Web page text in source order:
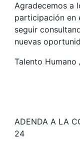
Agradecemos a
participación en
seguir
nuevas
Talento
ADENDA A LA
24